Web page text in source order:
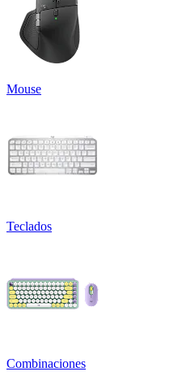
Mouse
Teclados
Combinaciones